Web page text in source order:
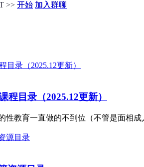
>> 开始 加入群聊
程目录（2025.12更新）
性教育一直做的不到位（不管是面相